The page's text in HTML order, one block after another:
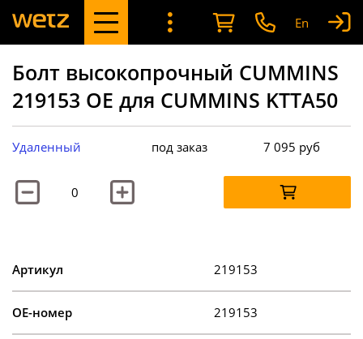
En
Болт высокопрочный CUMMINS
219153 OE для CUMMINS KTTA50
Удаленный под заказ 7 095 руб
Артикул 219153
OE-номер 219153